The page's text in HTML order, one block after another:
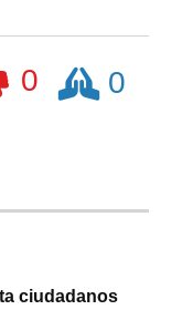
0
Rezar 0
ciudadanos